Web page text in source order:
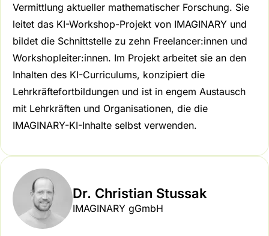
Vermittlung aktueller mathematischer Forschung. Sie
leitet das KI-Workshop-Projekt von IMAGINARY und
bildet die Schnittstelle zu zehn Freelancer:innen und
Workshopleiter:innen. Im Projekt arbeitet sie an den
Inhalten des KI-Curriculums, konzipiert die
Lehrkräftefortbildungen und ist in engem Austausch
mit Lehrkräften und Organisationen, die die
IMAGINARY-KI-Inhalte selbst verwenden.
Dr. Christian Stussak
IMAGINARY gGmbH